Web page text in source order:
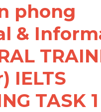
phong
&
IELTS
TASK 1